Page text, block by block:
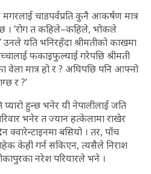
मगरलाई चाडपर्वप्रति कुनै आकर्षण मात्र
छ । ‘रोग त कहिले–कहिले, भोकले
यति भनिरहँदा श्रीमतीको काखमा
फकाइफुल्याई गरेपछि श्रीमती
वेला मात्र हो र ? अघिपछि पनि आफ्नो
र ?’
हुन्छ भनेर यी नेपालीलाई जति
भनेर त ज्यान हत्केलामा राखेर
बसियो । तर, पाँच
केही गर्न सकिएन, त्यसैले निराश
नरेश परियारले भने ।